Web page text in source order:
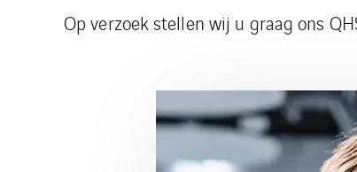
Op verzoek stellen wij u graag ons